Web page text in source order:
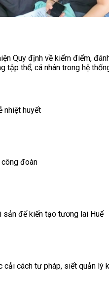
Quy định về kiểm điểm,
tập thể, cá nhân trong hệ
nhiệt huyết
đoàn
sản để kiến tạo tương lai Huế
cách tư pháp, siết quản lý